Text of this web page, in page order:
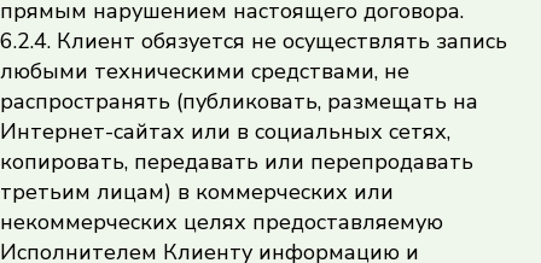
прямым нарушением настоящего договора.
6.2.4. Клиент обязуется не осуществлять запись
любыми техническими средствами, не
распространять (публиковать, размещать на
Интернет-сайтах или в социальных сетях,
копировать, передавать или перепродавать
третьим лицам) в коммерческих или
некоммерческих целях предоставляемую
Исполнителем Клиенту информацию и